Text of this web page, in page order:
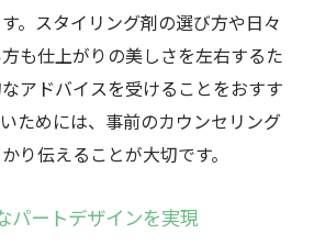
。スタイリング剤の選び方や日々
も仕上がりの美しさを左右するた
アドバイスを受けることをおすす
ためには、事前のカウンセリング
り伝えることが大切です。
パートデザインを実現